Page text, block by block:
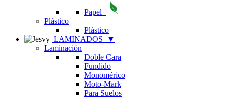
Papel
Plástico
Plástico
LAMINADOS
▼
Laminación
Doble Cara
Fundido
Monomérico
Moto-Mark
Para Suelos